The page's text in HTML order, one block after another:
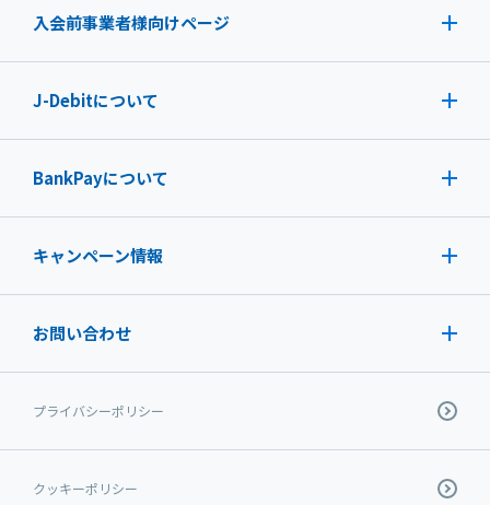
入会前事業者様向けページ
J-Debitについて
BankPayについて
キャンペーン情報
お問い合わせ
プライバシーポリシー
クッキーポリシー